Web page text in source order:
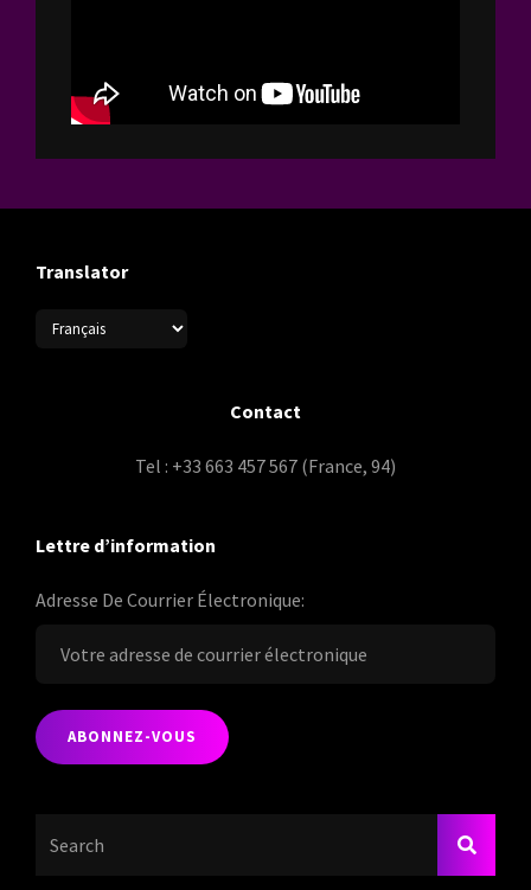
Translator
Contact
Tel : +33 663 457 567 (France, 94)
Lettre d’information
Adresse De Courrier Électronique: